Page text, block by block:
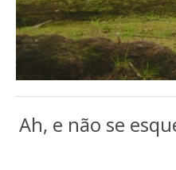
Ah, e não se